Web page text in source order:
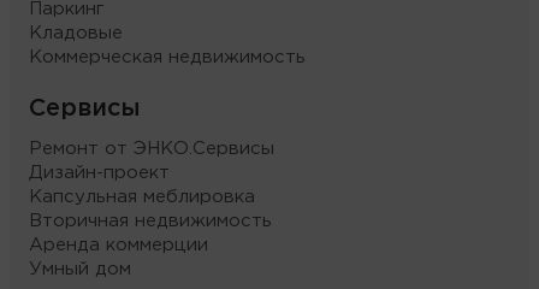
Паркинг
Кладовые
Коммерческая недвижимость
Сервисы
Ремонт от ЭНКО.Сервисы
Дизайн-проект
Капсульная меблировка
Вторичная недвижимость
Аренда коммерции
Умный дом